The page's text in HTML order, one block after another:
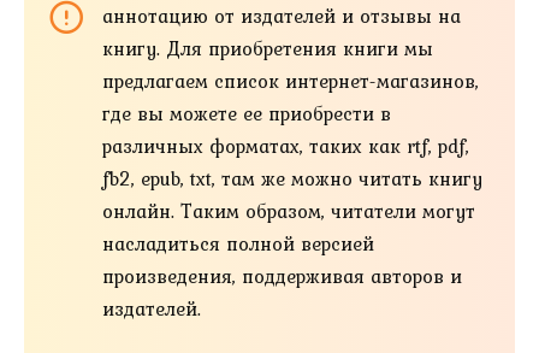
аннотацию от издателей и отзывы на
книгу. Для приобретения книги мы
предлагаем список интернет-магазинов,
где вы можете ее приобрести в
различных форматах, таких как rtf, pdf,
fb2, epub, txt, там же можно читать книгу
онлайн. Таким образом, читатели могут
насладиться полной версией
произведения, поддерживая авторов и
издателей.